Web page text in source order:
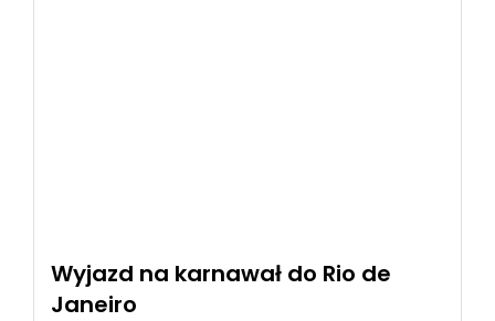
Wyjazd na karnawał do Rio de
Janeiro